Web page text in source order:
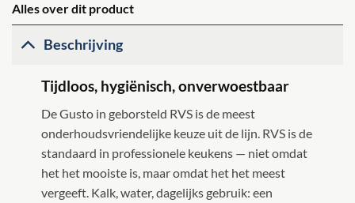
Alles over dit product
Beschrijving
Tijdloos, hygiënisch, onverwoestbaar
De Gusto in geborsteld RVS is de meest
onderhoudsvriendelijke keuze uit de lijn. RVS is de
standaard in professionele keukens — niet omdat
het het mooiste is, maar omdat het het meest
vergeeft. Kalk, water, dagelijks gebruik: een